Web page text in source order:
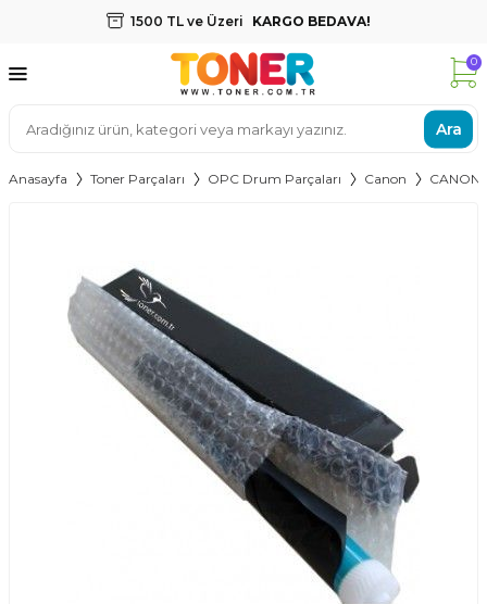
1500 TL ve Üzeri KARGO BEDAVA!
Ara
0
Anasayfa Toner Parçaları OPC Drum Parçaları Canon CANON